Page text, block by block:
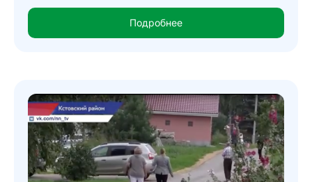
Подробнее